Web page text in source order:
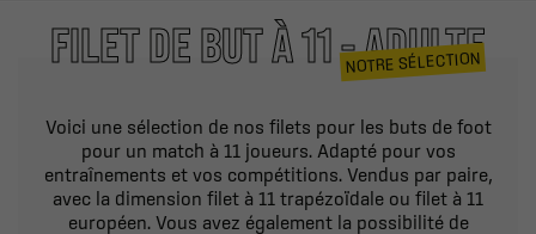
FILET DE BUT À 11 - ADULTE
NOTRE SÉLECTION
Voici une sélection de nos filets pour les buts de foot
pour un match à 11 joueurs. Adapté pour vos
entraînements et vos compétitions. Vendus par paire,
avec la dimension filet à 11 trapézoïdale ou filet à 11
européen. Vous avez également la possibilité de